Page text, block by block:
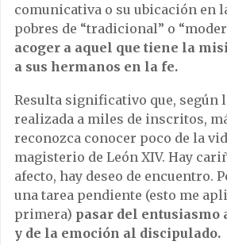
comunicativa o su ubicación en
pobres de “tradicional” o
acoger a aquel que tiene la
a sus hermanos en la fe.
Resulta significativo que, según
realizada a miles de inscritos,
reconozca conocer poco de la
magisterio de León XIV. Hay
afecto, hay deseo de encuentro.
una tarea pendiente (esto me
primera) pasar del entusiasmo
y de la emoción al discipulado.